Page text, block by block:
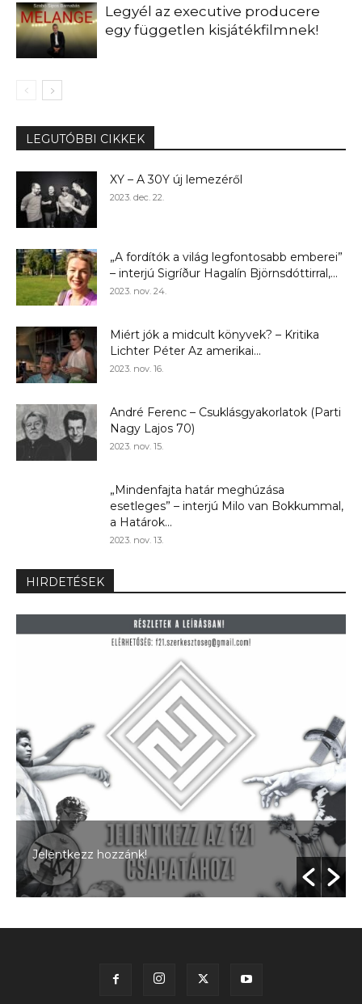
Legyél az executive producere
egy független kisjátékfilmnek!
LEGUTÓBBI CIKKEK
XY – A 30Y új lemezéről
2023. dec. 22.
„A fordítók a világ legfontosabb emberei”
– interjú Sigríður Hagalín Björnsdóttirral,...
2023. nov. 24.
Miért jók a midcult könyvek? – Kritika
Lichter Péter Az amerikai...
2023. nov. 16.
André Ferenc – Csuklásgyakorlatok (Parti
Nagy Lajos 70)
2023. nov. 15.
„Mindenfajta határ meghúzása
esetleges” – interjú Milo van Bokkummal,
a Határok...
2023. nov. 13.
HIRDETÉSEK
Jelentkezz hozzánk!